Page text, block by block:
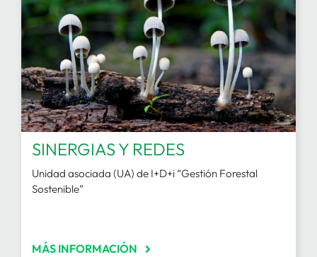
SINERGIAS Y REDES
Unidad asociada (UA) de I+D+i “Gestión Forestal
Sostenible”
MÁS INFORMACIÓN